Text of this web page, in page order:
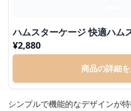
ハムスターケージ 快適ハム
¥2,880
商品の詳細
シンプルで機能的なデザインが